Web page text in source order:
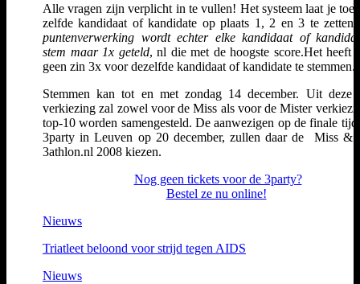
Alle vragen zijn verplicht in te vullen! Het systeem laat je toe
zelfde kandidaat of kandidate op plaats 1, 2 en 3 te
puntenverwerking wordt echter elke kandidaat of
stem maar 1x geteld, nl die met de hoogste score.Het heeft
geen zin 3x voor dezelfde kandidaat of kandidate te stemmen.
Stemmen kan tot en met zondag 14 december. Uit deze
verkiezing zal zowel voor de Miss als voor de Mister
top-10 worden samengesteld. De aanwezigen op de finale
3party in Leuven op 20 december, zullen daar de Miss &
3athlon.nl 2008 kiezen.
Nog geen tickets voor de 3party?
Bestel ze nu online!
Nieuws
Triatleet beloond voor strijd tegen AIDS
Nieuws